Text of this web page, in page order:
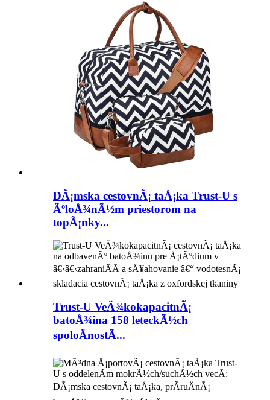
DÃ¡mska cestovnÃ¡ taÅ¡ka Trust-U s
ÃºloÅ¾nÃ½m priestorom na
topÃ¡nky...
Trust-U VeÄ¾kokapacitnÃ¡
batoÅ¾ina 158 leteckÃ½ch
spoloÄnostÃ­...